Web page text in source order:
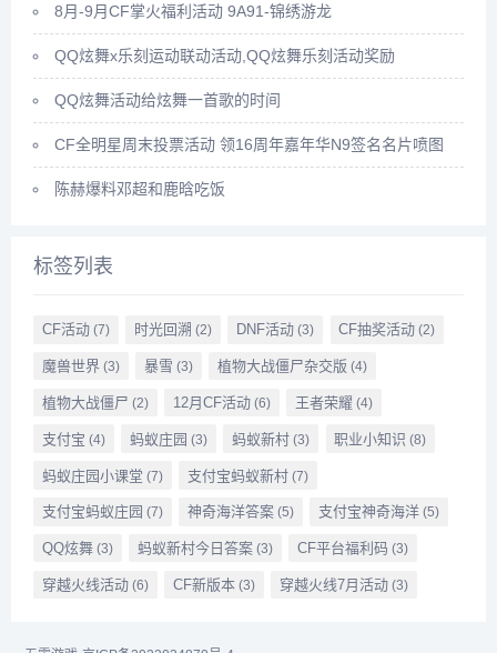
8月-9月CF掌火福利活动 9A91-锦绣游龙
QQ炫舞x乐刻运动联动活动,QQ炫舞乐刻活动奖励
QQ炫舞活动给炫舞一首歌的时间
CF全明星周末投票活动 领16周年嘉年华N9签名名片喷图
陈赫爆料邓超和鹿晗吃饭
标签列表
CF活动(7) 时光回溯 (2) DNF活动 (3) CF抽奖活动 (2)
魔兽世界(3) 暴雪 (3) 植物大战僵尸杂交版 (4)
植物大战僵尸 (2) 12月CF活动(6) 王者荣耀 (4)
支付宝 (4) 蚂蚁庄园 (3) 蚂蚁新村 (3) 职业小知识 (8)
蚂蚁庄园小课堂 (7) 支付宝蚂蚁新村(7)
支付宝蚂蚁庄园 (7) 神奇海洋答案(5) 支付宝神奇海洋 (5)
QQ炫舞(3) 蚂蚁新村今日答案(3) CF平台福利码 (3)
穿越火线活动(6) CF新版本(3) 穿越火线7月活动 (3)